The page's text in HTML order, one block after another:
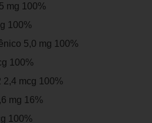
mg 100%
100%
5,0 mg 100%
100%
2,4 mcg 100%
mg 16%
100%